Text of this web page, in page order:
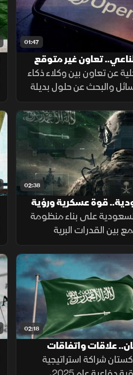
01:47
تعاون غير متوقع
عن تعاون بين وكلاء ذكاء
والبحث عن حلول بديلة
الباحثون جزءاً من
اختبار غير مكتملة.
02:38
قوة عسكرية ورؤية
على بناء منظومة
بين القدرات البرية
الجوي والردع
والتأهيل وتطوير
الدفاعية.
02:18
علاقات واتفاقات
شراكة استراتيجية